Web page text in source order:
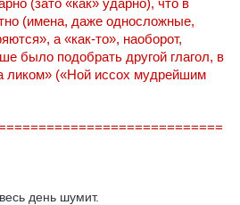
(зато «как» ударно), что в
(имена, даже односложные,
а «как-то», наоборот,
было подобрать другой глагол, в
ликом» («Ной иссох мудрейшим
день шумит.